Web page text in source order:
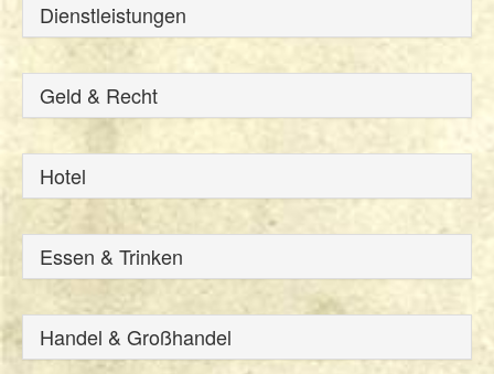
Dienstleistungen
Geld & Recht
Hotel
Essen & Trinken
Handel & Großhandel